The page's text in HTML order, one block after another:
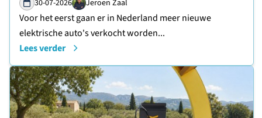
30-07-2026 Jeroen Zaal
Voor het eerst gaan er in Nederland meer nieuwe
elektrische auto's verkocht worden...
Lees verder